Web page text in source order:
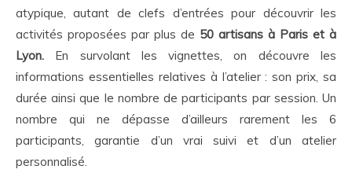
atypique, autant de clefs d’entrées pour découvrir les
activités proposées par plus de 50 artisans à Paris et à
Lyon. En survolant les vignettes, on découvre les
informations essentielles relatives à l’atelier : son prix, sa
durée ainsi que le nombre de participants par session. Un
nombre qui ne dépasse d’ailleurs rarement les 6
participants, garantie d’un vrai suivi et d’un atelier
personnalisé.